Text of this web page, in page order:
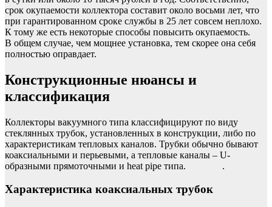
срок окупаемости коллектора составит около восьми лет, что
при гарантированном сроке службы в 25 лет совсем неплохо.
К тому же есть некоторые способы повысить окупаемость.
В общем случае, чем мощнее установка, тем скорее она себя
полностью оправдает.
Конструкционные нюансы и
классификация
Коллекторы вакуумного типа классифицируют по виду
стеклянных трубок, установленных в конструкции, либо по
характеристикам тепловых каналов. Трубки обычно бывают
коаксиальными и перьевыми, а тепловые каналы – U-
образными прямоточными и heat pipe типа. .
Характеристика коаксиальных трубок